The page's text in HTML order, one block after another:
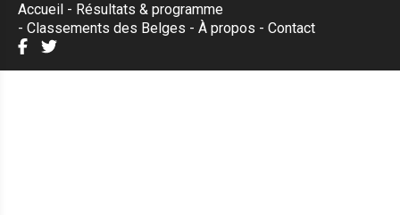
Accueil
Résultats & programme
Classements des Belges
À propos Contact